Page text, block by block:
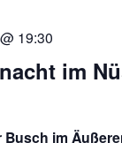
im
19:30
Busch im